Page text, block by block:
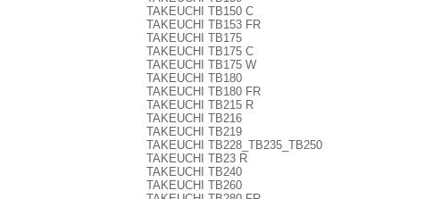
TAKEUCHI TB150 C
TAKEUCHI TB153 FR
TAKEUCHI TB175
TAKEUCHI TB175 C
TAKEUCHI TB175 W
TAKEUCHI TB180
TAKEUCHI TB180 FR
TAKEUCHI TB215 R
TAKEUCHI TB216
TAKEUCHI TB219
TAKEUCHI TB228_TB235_TB250
TAKEUCHI TB23 R
TAKEUCHI TB240
TAKEUCHI TB260